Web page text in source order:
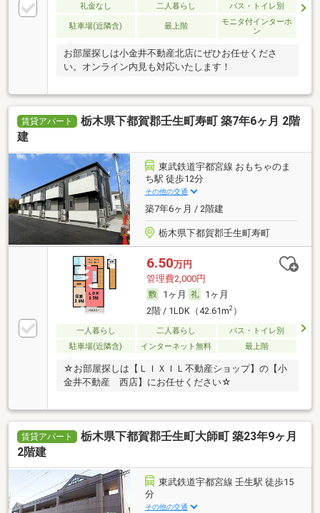
礼金なし 二人暮らし バス・トイレ別
駐車場(近隣含) 最上階
モニタ付インターホ
ン
お部屋探しは小金井不動産北店にぜひお任せくださ
い。オンライン内見も対応いたします！
賃貸アパート
栃木県下都賀郡壬生町寿町 築7年6ヶ月 2階
建
東武鉄道宇都宮線 おもちゃのま
ち駅 徒歩12分
その他の交通
築7年6ヶ月 / 2階建
栃木県下都賀郡壬生町寿町
6.50万円
管理費2,000円
1ヶ月
1ヶ月
2階 / 1LDK（42.61m2）
一人暮らし 二人暮らし
バス・トイレ別
駐車場(近隣含)
インターネット無料 最上階
☆お部屋探しは【ＬＩＸＩＬ不動産ショップ】の【小
金井不動産 西店】にお任せください☆
賃貸アパート
栃木県下都賀郡壬生町大師町 築23年9ヶ月
2階建
東武鉄道宇都宮線 壬生駅 徒歩15
分
その他の交通